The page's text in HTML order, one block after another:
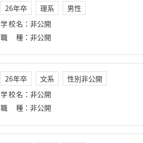
26年卒 理系
男性
学校名 ： 非公開
職種 ： 非公開
26年卒 文系
性別非公開
学校名 ： 非公開
職種 ： 非公開